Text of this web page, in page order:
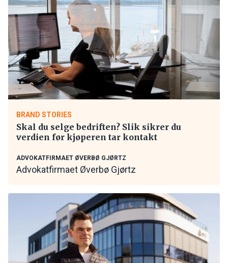
BRAND STORIES
Skal du selge bedriften? Slik sikrer du
verdien før kjøperen tar kontakt
ADVOKATFIRMAET ØVERBØ GJØRTZ
Advokatfirmaet Øverbø Gjørtz